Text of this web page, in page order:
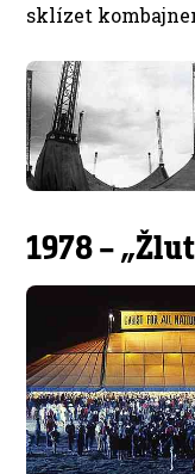
sklízet
1978 –